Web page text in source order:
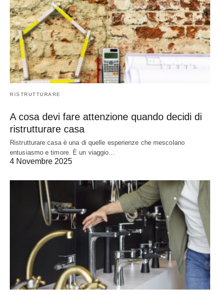
RISTRUTTURARE
A cosa devi fare attenzione quando decidi di
ristrutturare casa
Ristrutturare casa è una di quelle esperienze che mescolano
entusiasmo e timore. È un viaggio…
4 Novembre 2025